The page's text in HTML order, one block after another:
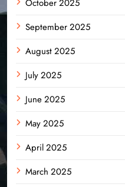
October 2025
September 2025
August 2025
July 2025
June 2025
May 2025
April 2025
March 2025